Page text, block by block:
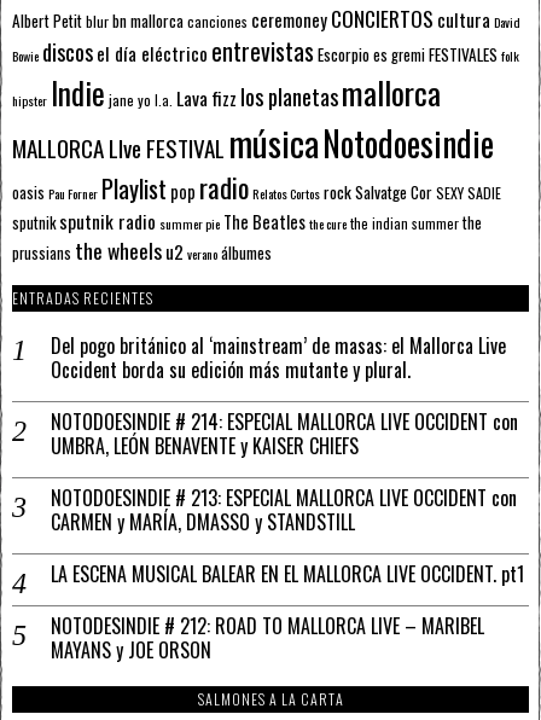
Albert Petitblurbn mallorcacanciones ceremoneyCONCIERTOS cultura David
Bowie discosel día eléctrico entrevistas Escorpioes gremiFESTIVALES folk
hipster Indie jane yo l.a. Lava fizz los planetasmallorca
MALLORCA LIve FESTIVAL músicaNotodoesindie
oasis Pau Forner Playlist pop radioRelatos CortosrockSalvatge CorSEXY SADIE
sputnik sputnik radio summer pie The Beatlesthe curethe indian summerthe
prussians the wheelsu2 veranoálbumes
ENTRADAS RECIENTES
Del pogo británico al ‘mainstream’ de masas: el Mallorca Live
Occident borda su edición más mutante y plural.
NOTODOESINDIE # 214: ESPECIAL MALLORCA LIVE OCCIDENT con
UMBRA, LEÓN BENAVENTE y KAISER CHIEFS
NOTODOESINDIE # 213: ESPECIAL MALLORCA LIVE OCCIDENT con
CARMEN y MARÍA, DMASSO y STANDSTILL
LA ESCENA MUSICAL BALEAR EN EL MALLORCA LIVE OCCIDENT. pt1
NOTODESINDIE # 212: ROAD TO MALLORCA LIVE – MARIBEL
MAYANS y JOE ORSON
SALMONES A LA CARTA